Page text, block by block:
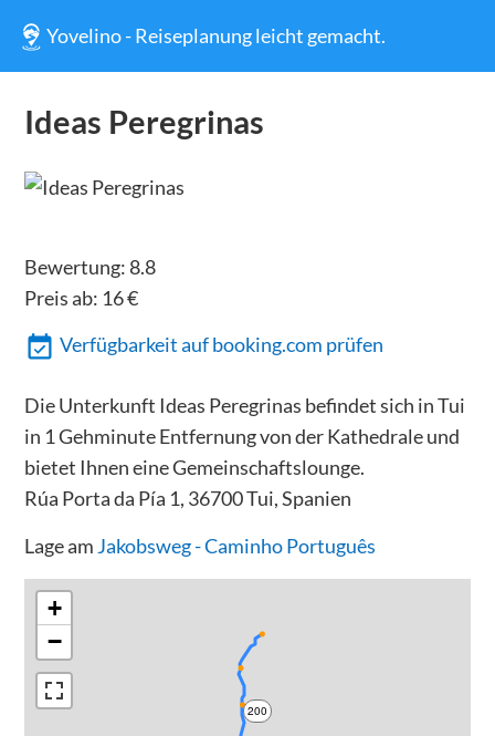
Yovelino - Reiseplanung leicht gemacht.
Ideas Peregrinas
Bewertung: 8.8
Preis ab: 16€
Verfügbarkeit auf booking.com prüfen
Die Unterkunft Ideas Peregrinas befindet sich in Tui
in 1 Gehminute Entfernung von der Kathedrale und
bietet Ihnen eine Gemeinschaftslounge.
Rúa Porta da Pía 1, 36700 Tui, Spanien
Lage am Jakobsweg - Caminho Português
200
+
−